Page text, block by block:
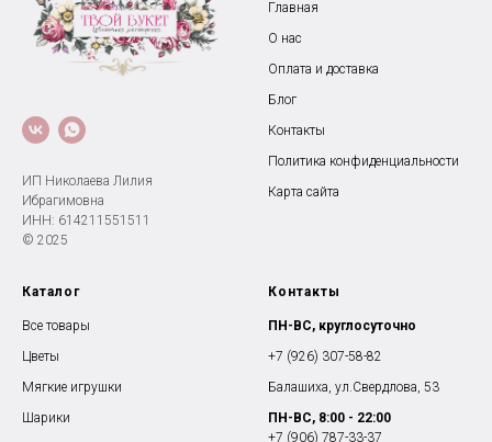
ИП Николаева Лилия
Ибрагимовна
ИНН: 614211551511
© 2025
Главная
О нас
Оплата и доставка
Блог
Контакты
Политика конфиденциальности
Карта сайта
Каталог
Все товары
Цветы
Мягкие игрушки
Шарики
Контакты
ПН-ВС, круглосуточно
+7 (926) 307-58-82
Балашиха, ул.Свердлова, 53
ПН-ВС, 8:00 - 22:00
+7 (906) 787-33-37